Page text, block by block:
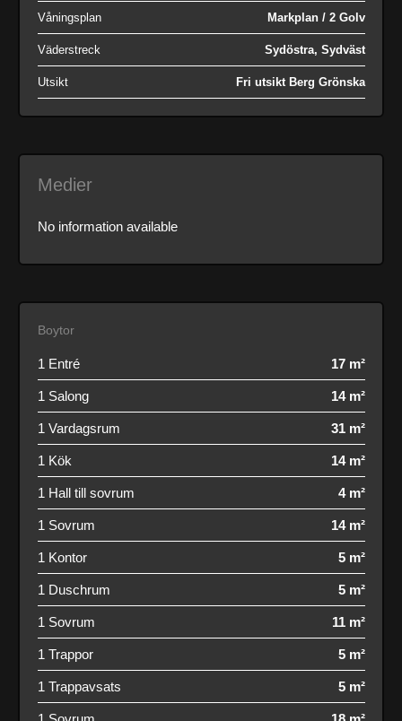
Våningsplan Markplan / 2 Golv
Väderstreck Sydöstra, Sydväst
Utsikt Fri utsikt Berg Grönska
Medier
No information available
Boytor
1 Entré 17 m²
1 Salong 14 m²
1 Vardagsrum 31 m²
1 Kök 14 m²
1 Hall till sovrum 4 m²
1 Sovrum 14 m²
1 Kontor 5 m²
1 Duschrum 5 m²
1 Sovrum 11 m²
1 Trappor 5 m²
1 Trappavsats 5 m²